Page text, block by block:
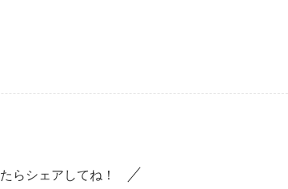
らシェアしてね！